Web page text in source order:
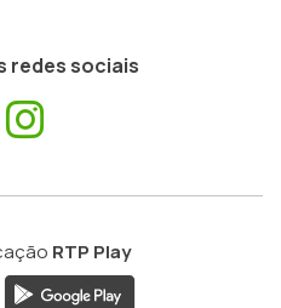
redes sociais
Facebook
RTP Play